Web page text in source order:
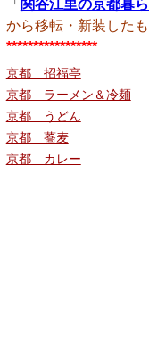
「 関谷江里の京都暮
から移転・新装したも
*****************
京都 招福亭
京都 ラーメン＆冷麺
京都 うどん
京都 蕎麦
京都 カレー